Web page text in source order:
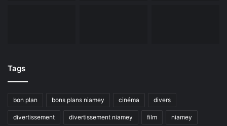
Tags
bon plan bons plans niamey cinéma divers
divertissement divertissement niamey film niamey